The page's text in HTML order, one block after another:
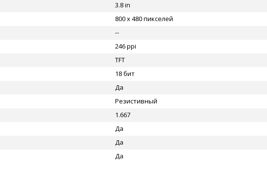
3.8 in
800 x 480 пикселей
--
246 ppi
TFT
18 бит
Да
Резистивный
1.667
Да
Да
Да